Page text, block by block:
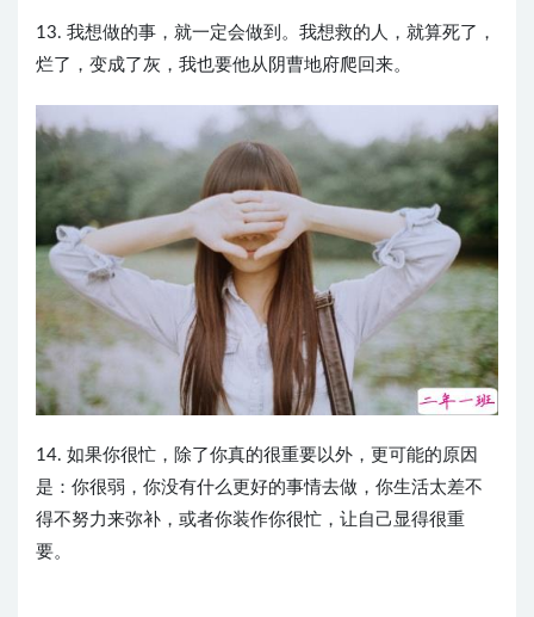
13. 我想做的事，就一定会做到。我想救的人，就算死了，
烂了，变成了灰，我也要他从阴曹地府爬回来。
14. 如果你很忙，除了你真的很重要以外，更可能的原因
是：你很弱，你没有什么更好的事情去做，你生活太差不
得不努力来弥补，或者你装作你很忙，让自己显得很重
要。